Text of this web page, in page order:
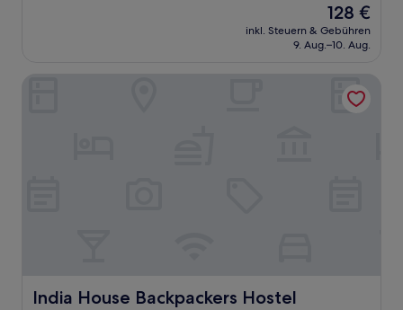
Der
Preis
beträgt
128 €
inkl. Steuern & Gebühren
9. Aug.–10. Aug.
India House Backpackers Hostel
India House Backpackers Hostel